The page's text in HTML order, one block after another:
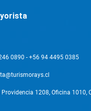
0890 - +56 94 4495 0385
Providencia 1208, Oficina 1010,